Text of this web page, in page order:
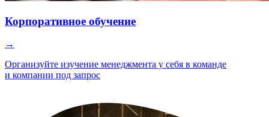
Корпоративное обучение
→
Организуйте изучение менеджмента у себя в команде
и компании под запрос